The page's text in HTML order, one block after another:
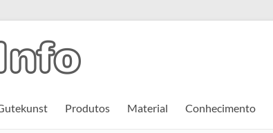
Produtos Material Conhecimento